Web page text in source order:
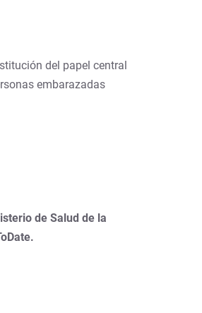
del papel central
embarazadas
de Salud de la